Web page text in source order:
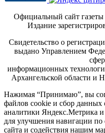
Официальный сайт
Издание
Свидетельство о
выдано Управлением
информационных
Архангельской области и
Нажимая “Принимаю”, вы
файлов cookie и сбор
аналитики Яндекс.Метрика
для улучшения навигации по
сайта и содействия нашим